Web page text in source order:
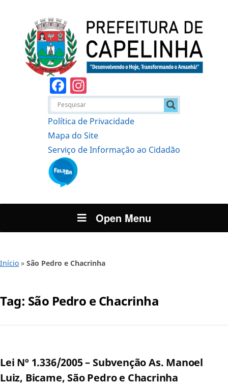
Facebook
Política de Privacidade
Mapa do Site
Serviço de Informação ao Cidadão
Open Menu
Início » São Pedro e Chacrinha
Tag: São Pedro e Chacrinha
Lei Nº 1.336/2005 – Subvenção As. Manoel
Luiz, Bicame, São Pedro e Chacrinha